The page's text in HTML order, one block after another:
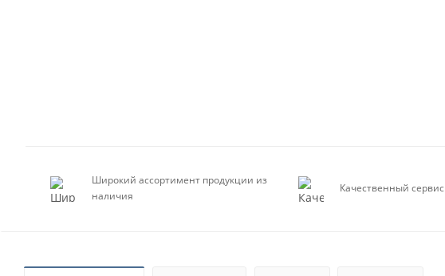
Широкий ассортимент продукции из
наличия
Качественный сервис